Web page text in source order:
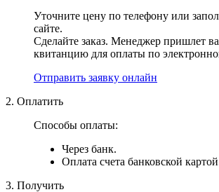
Уточните цену по телефону или
сайте.
Сделайте заказ. Менеджер пришлет
квитанцию для оплаты по
Отправить заявку онлайн
2. Оплатить
Способы оплаты:
Через банк.
Оплата счета банковской
3. Получить